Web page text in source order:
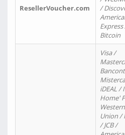
ResellerVoucher.com
/
Express
Bitcoin
Visa /
iDEAL /
Home'
Western
Union /
/ JCB /